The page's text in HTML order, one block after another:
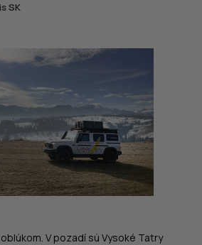
SK
V pozadí sú Vysoké Tatry